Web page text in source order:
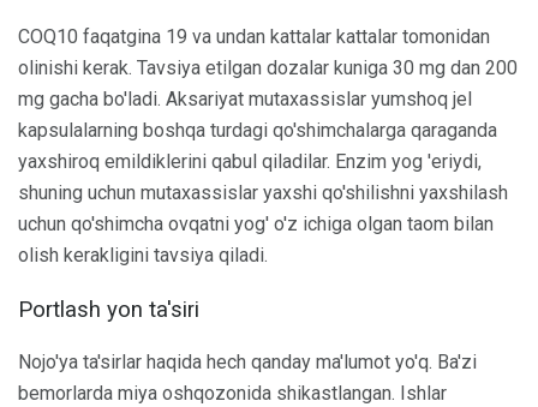
COQ10 faqatgina 19 va undan kattalar kattalar tomonidan
olinishi kerak. Tavsiya etilgan dozalar kuniga 30 mg dan 200
mg gacha bo'ladi. Aksariyat mutaxassislar yumshoq jel
kapsulalarning boshqa turdagi qo'shimchalarga qaraganda
yaxshiroq emildiklerini qabul qiladilar. Enzim yog 'eriydi,
shuning uchun mutaxassislar yaxshi qo'shilishni yaxshilash
uchun qo'shimcha ovqatni yog' o'z ichiga olgan taom bilan
olish kerakligini tavsiya qiladi.
Portlash yon ta'siri
Nojo'ya ta'sirlar haqida hech qanday ma'lumot yo'q. Ba'zi
bemorlarda miya oshqozonida shikastlangan. Ishlar